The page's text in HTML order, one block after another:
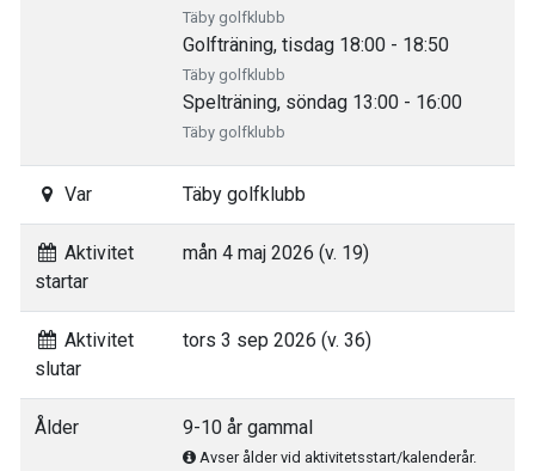
Täby golfklubb
Golfträning, tisdag 18:00 - 18:50
Täby golfklubb
Spelträning, söndag 13:00 - 16:00
Täby golfklubb
Var Täby golfklubb
Aktivitet
startar
mån 4 maj 2026 (v. 19)
Aktivitet
slutar
tors 3 sep 2026 (v. 36)
Ålder 9-10 år gammal
Avser ålder vid aktivitetsstart/kalenderår.